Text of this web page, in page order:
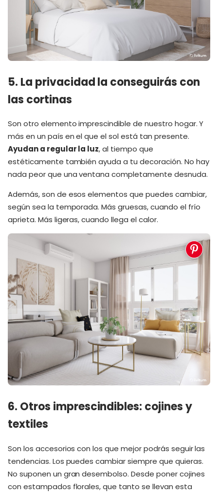
5. La privacidad la conseguirás con
las cortinas
Son otro elemento imprescindible de nuestro hogar. Y
más en un país en el que el sol está tan presente.
Ayudan a regular la luz, al tiempo que
estéticamente también ayuda a tu decoración. No hay
nada peor que una ventana completamente desnuda.
Además, son de esos elementos que puedes cambiar,
según sea la temporada. Más gruesas, cuando el frío
aprieta. Más ligeras, cuando llega el calor.
6. Otros imprescindibles: cojines y
textiles
Son los accesorios con los que mejor podrás seguir las
tendencias. Los puedes cambiar siempre que quieras.
No suponen un gran desembolso. Desde poner cojines
con estampados florales, que tanto se llevan esta